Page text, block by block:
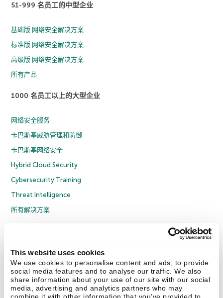
This website uses cookies
We use cookies to personalise content and ads, to provide
social media features and to analyse our traffic. We also
share information about your use of our site with our social
media, advertising and analytics partners who may
51-999 名员工的中型企业
基础版 网络安全解决方案
标准版 网络安全解决方案
高级版 网络安全解决方案
所有产品
1000 名员工以上的大型企业
网络安全服务
卡巴斯基威胁管理和防御
卡巴斯基网络安全
Hybrid Cloud Security
Cybersecurity Training
Threat Intelligence
所有解决方案
隐私策略
反腐败政策
许可协议 B2B
京ICP备12053225号
京公网安备 11010102001169号
联系我们 关于我们 合作伙伴 Blog 资源中心 新闻稿